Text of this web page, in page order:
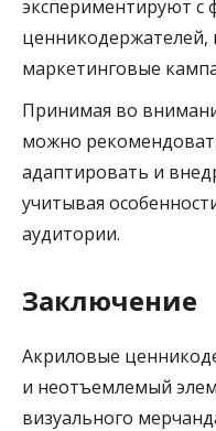
экспериментируют
ценникодержателей,
маркетинговые
Принимая во
можно
адаптировать и
учитывая
аудитории.
Заключение
Акриловые
и неотъемлемый
визуального